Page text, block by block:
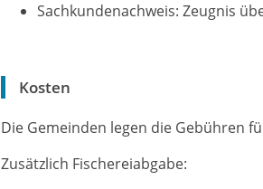
Sachkundenachweis: Zeugnis
Kosten
Die Gemeinden legen die Gebühren
Zusätzlich Fischereiabgabe: